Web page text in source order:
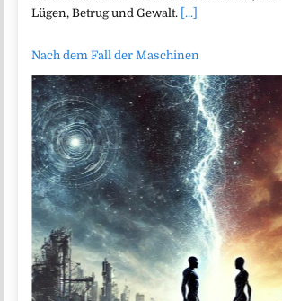
Lügen, Betrug und Gewalt. [...]
Nach dem Fall der Maschinen